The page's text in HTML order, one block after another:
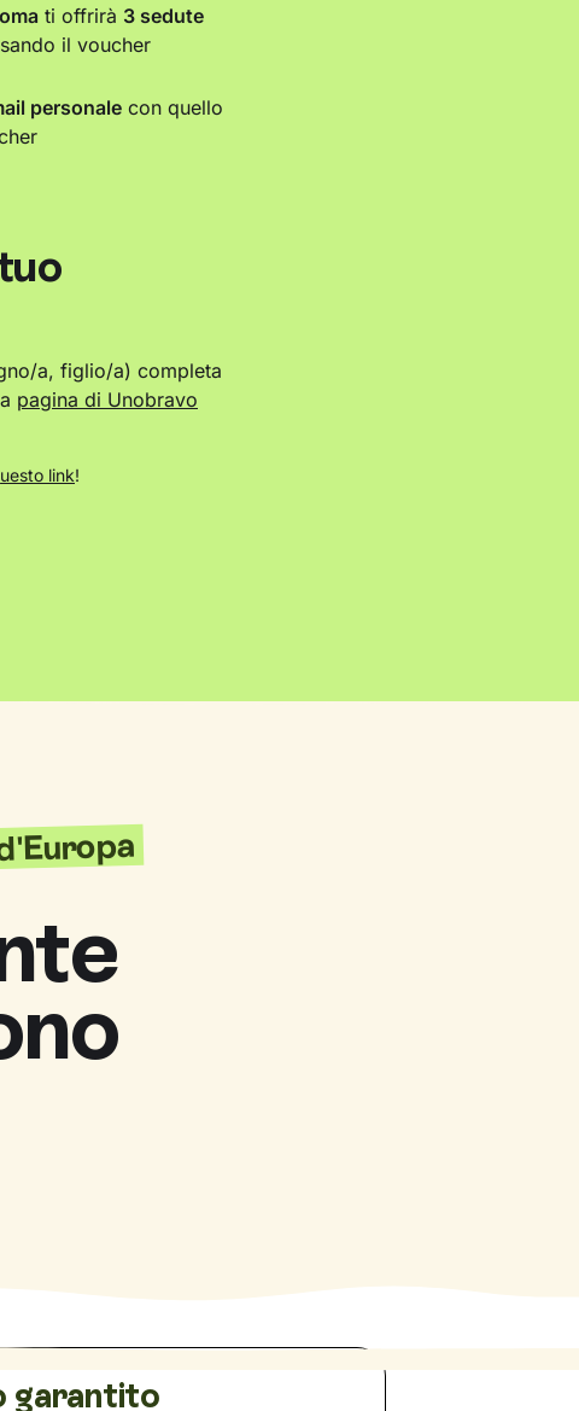
ti offrirà 3 sedute
il voucher
personale con quello
a, figlio/a) completa
pagina di Unobravo
link!
garantito